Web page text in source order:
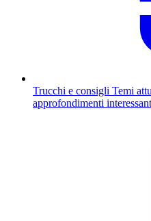
Trucchi e consigli Temi
approfondimenti